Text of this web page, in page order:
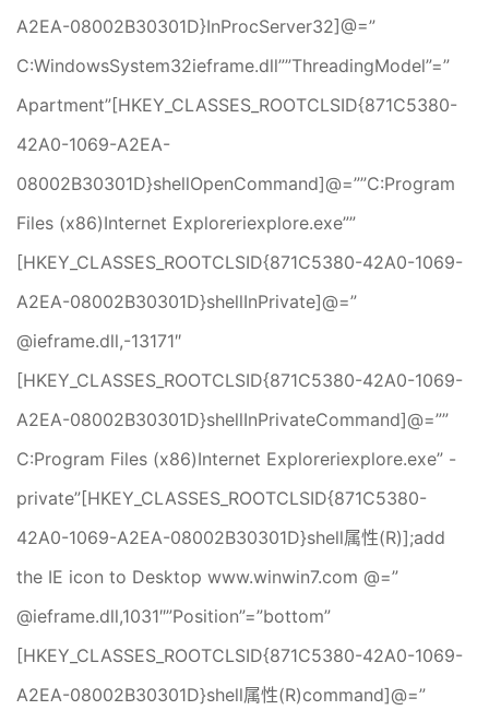
A2EA-08002B30301D}InProcServer32]@=”
C:WindowsSystem32ieframe.dll””ThreadingModel”=”
Apartment”[HKEY_CLASSES_ROOTCLSID{871C5380-
42A0-1069-A2EA-
08002B30301D}shellOpenCommand]@=””C:Program
Files (x86)Internet Exploreriexplore.exe””
[HKEY_CLASSES_ROOTCLSID{871C5380-42A0-1069-
A2EA-08002B30301D}shellInPrivate]@=”
@ieframe.dll,-13171″
[HKEY_CLASSES_ROOTCLSID{871C5380-42A0-1069-
A2EA-08002B30301D}shellInPrivateCommand]@=””
C:Program Files (x86)Internet Exploreriexplore.exe” -
private”[HKEY_CLASSES_ROOTCLSID{871C5380-
42A0-1069-A2EA-08002B30301D}shell属性(R)];add
the IE icon to Desktop www.winwin7.com @=”
@ieframe.dll,1031″”Position”=”bottom”
[HKEY_CLASSES_ROOTCLSID{871C5380-42A0-1069-
A2EA-08002B30301D}shell属性(R)command]@=”